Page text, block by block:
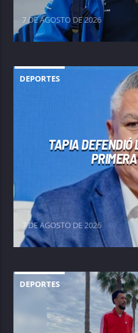
7 DE AGOSTO DE 2026
DEPORTES
TAPIA DEFENDIÓ
7 DE AGOSTO DE 2026
DEPORTES